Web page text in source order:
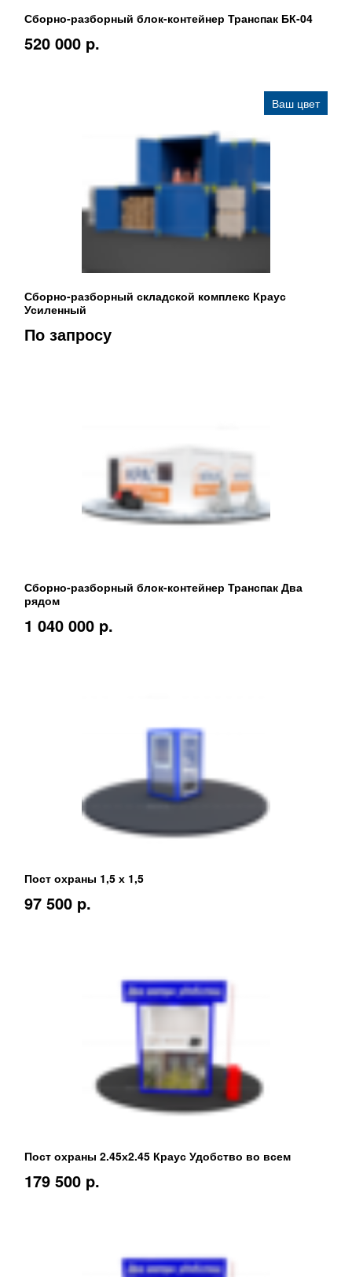
Сборно-разборный блок-контейнер Транспак БК-04
520 000 p.
Ваш цвет
Сборно-разборный складской комплекс Краус
Усиленный
По запросу
Сборно-разборный блок-контейнер Транспак Два
рядом
1 040 000 p.
Пост охраны 1,5 х 1,5
97 500 p.
Пост охраны 2.45х2.45 Краус Удобство во всем
179 500 p.